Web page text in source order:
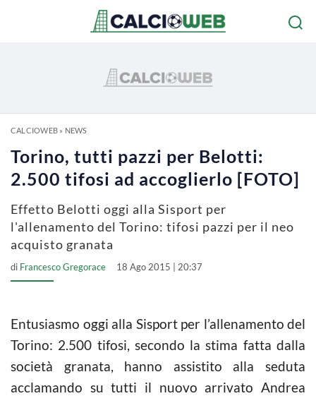
CALCIOWEB» NEWS
Torino, tutti pazzi per Belotti:
2.500 tifosi ad accoglierlo [FOTO]
Effetto Belotti oggi alla Sisport per
l'allenamento del Torino: tifosi pazzi per il neo
acquisto granata
di Francesco Gregorace 18 Ago 2015 | 20:37
Entusiasmo oggi alla Sisport per l’allenamento del
Torino: 2.500 tifosi, secondo la stima fatta dalla
società granata, hanno assistito alla seduta
acclamando su tutti il nuovo arrivato Andrea